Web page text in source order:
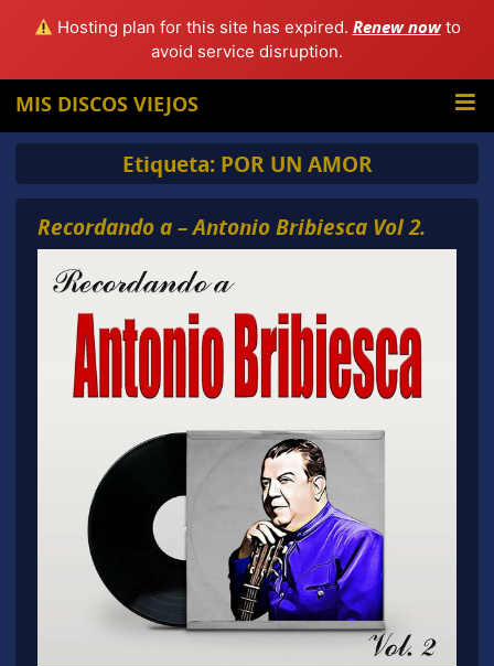
Hosting plan for this site has expired. Renew nowto
avoid service disruption.
MIS DISCOS VIEJOS
Etiqueta: POR UN AMOR
Recordando a – Antonio Bribiesca Vol 2.